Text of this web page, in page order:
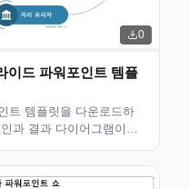
0
이드 파워포인트 템플
트 템플릿을 다운로드하
과 결과 다이어그램이라